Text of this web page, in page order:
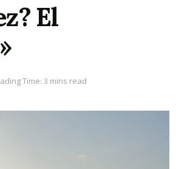
El
Time: 3 mins read